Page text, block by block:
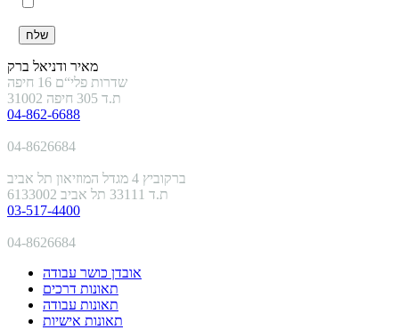
מאיר ודניאל ברק
שדרות פלי“ם 16 חיפה
ת.ד 305 חיפה 31002
04-862-6688
04-8626684
ברקוביץ 4 מגדל המוזיאון תל אביב
ת.ד 33111 תל אביב 6133002
03-517-4400
04-8626684
אובדן כושר עבודה
תאונות דרכים
תאונות עבודה
תאונות אישיות